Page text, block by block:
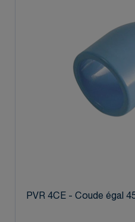
PVR 4CE - Coude égal